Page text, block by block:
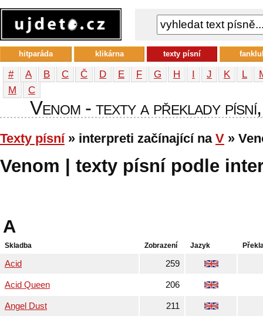
# A B C Č D E F G H I J K L
М
С
Venom - texty a překlady
Texty písní» interpreti začínající na V »
Venom | texty písní podle
A
Skladba Zobrazení Jazyk
Acid 259
Acid Queen 206
Angel Dust 211
hitparáda klikárna texty písní